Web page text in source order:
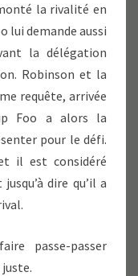
la rivalité en
lui demande aussi
la délégation
Robinson et la
requête, arrivée
Foo a alors la
pour le défi.
il est considéré
dire qu’il a
passe-passer